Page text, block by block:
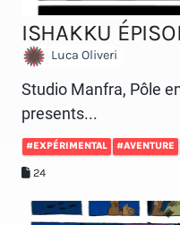
ISHAKKU
Luca Oliveri
Studio Manfra, Pôle
presents...
#EXPÉRIMENTAL #AVENTURE
24